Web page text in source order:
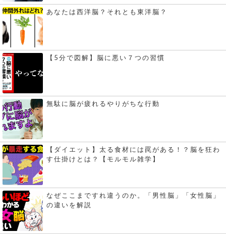
あなたは西洋脳？それとも東洋脳？
【5分で図解】脳に悪い７つの習慣
無駄に脳が疲れるやりがちな行動
【ダイエット】太る食材には罠がある！？脳を狂わ
す仕掛けとは？【モルモル雑学】
なぜここまですれ違うのか。「男性脳」「女性脳」
の違いを解説